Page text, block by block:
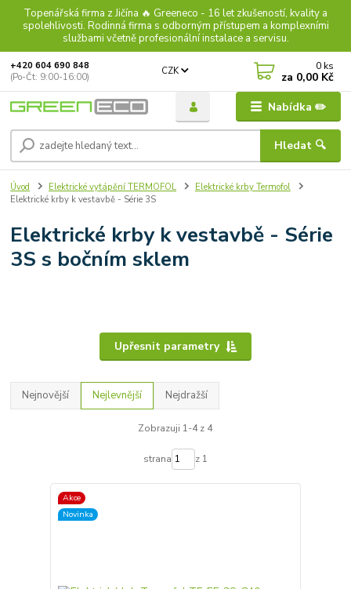
Topenářská firma z Jičína 🔥 Greeneco - 16 let zkušeností, kvality a
spolehlivosti. Rodinná firma s odborným přístupem a komplexními
službami včetně profesionální instalace a servisu.
Nabídka ✏️
CZK
Hledat 🔍
+420 604 690 848
(Po-Čt: 9:00-16:00)
0 ks
za 0,00 Kč
Úvod Elektrické vytápění TERMOFOL
Elektrické krby Termofol
Elektrické krby k vestavbě - Série 3S
Elektrické krby k vestavbě - Série
3S s bočním sklem
Upřesnit parametry
Nejnovější Nejlevnější Nejdražší
Zobrazuji 1-4 z 4
strana z 1
Akce
Novinka